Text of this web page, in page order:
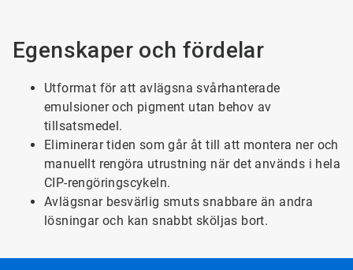
Egenskaper och fördelar
Utformat för att avlägsna svårhanterade
emulsioner och pigment utan behov av
tillsatsmedel.
Eliminerar tiden som går åt till att montera ner och
manuellt rengöra utrustning när det används i hela
CIP-rengöringscykeln.
Avlägsnar besvärlig smuts snabbare än andra
lösningar och kan snabbt sköljas bort.